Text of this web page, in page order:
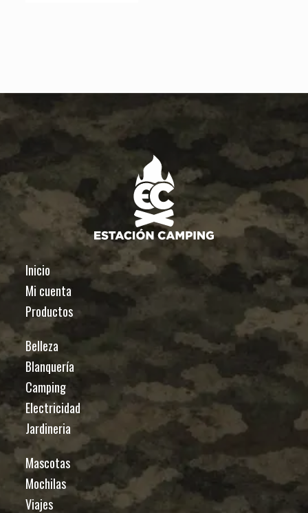
Inicio
Mi cuenta
Productos
Belleza
Blanquería
Camping
Electricidad
Jardineria
Mascotas
Mochilas
Viajes